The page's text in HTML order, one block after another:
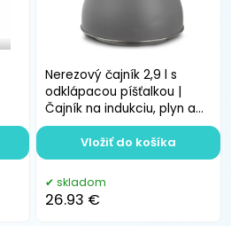
Nerezový čajník 2,9 l s
odklápacou píšťalkou |
Čajník na indukciu, plyn a
sklokeramiku
skladom
26.93 €
Vložiť do košíka